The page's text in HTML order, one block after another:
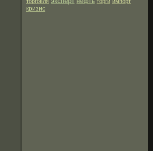
кризис